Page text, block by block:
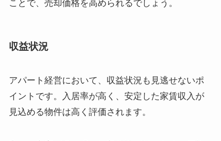
ことで、売却価格を高められるでしょう。
収益状況
アパート経営において、収益状況も見逃せないポ
イントです。入居率が高く、安定した家賃収入が
見込める物件は高く評価されます。